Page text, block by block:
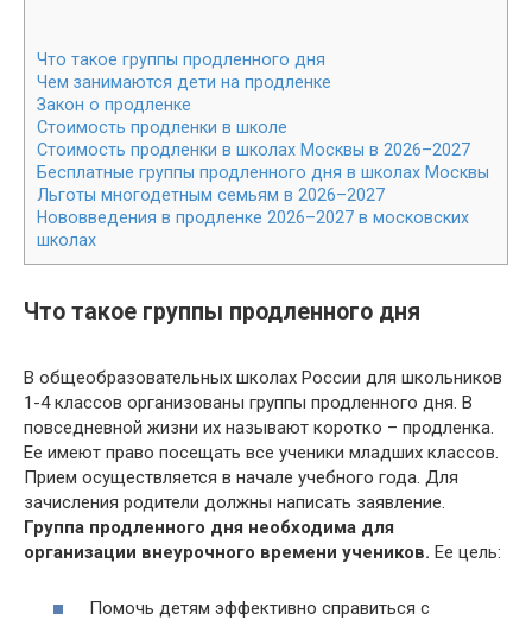
Что такое группы продленного дня
Чем занимаются дети на продленке
Закон о продленке
Стоимость продленки в школе
Стоимость продленки в школах Москвы в 2026–2027
Бесплатные группы продленного дня в школах Москвы
Льготы многодетным семьям в 2026–2027
Нововведения в продленке 2026–2027 в московских
школах
Что такое группы продленного дня
В общеобразовательных школах России для школьников
1-4 классов организованы группы продленного дня. В
повседневной жизни их называют коротко – продленка.
Ее имеют право посещать все ученики младших классов.
Прием осуществляется в начале учебного года. Для
зачисления родители должны написать заявление.
Группа продленного дня необходима для
организации внеурочного времени учеников. Ее цель:
Помочь детям эффективно справиться с